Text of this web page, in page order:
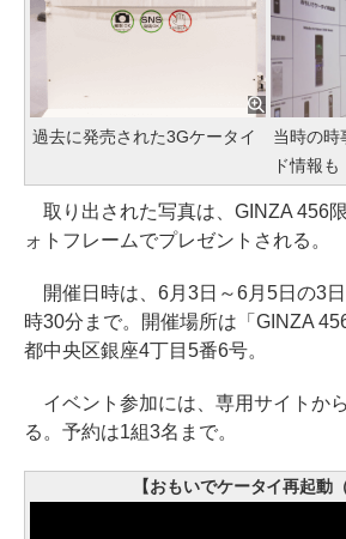
過去に発売された3Gケータイ
当時の時
ド情報も
取り出された写真は、GINZA 456
ォトフレームでプレゼントされる。
開催日時は、6月3日～6月5日の3
時30分まで。開催場所は「GINZA
都中央区銀座4丁目5番6号。
イベント参加には、専用サイトか
る。予約は1組3名まで。
【おもいでケータイ再起動